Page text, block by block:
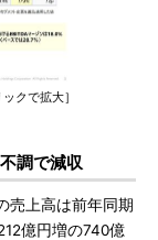
クで拡大］
調で減収
売上高は前年同期
億円増の740億